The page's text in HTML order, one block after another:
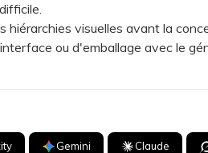
visuelles avant la
ou d'emballage avec le
Gemini Claude